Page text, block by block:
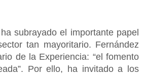
subrayado el importante papel
tan mayoritario. Fernández
de la Experiencia: “el fomento
Por ello, ha invitado a los